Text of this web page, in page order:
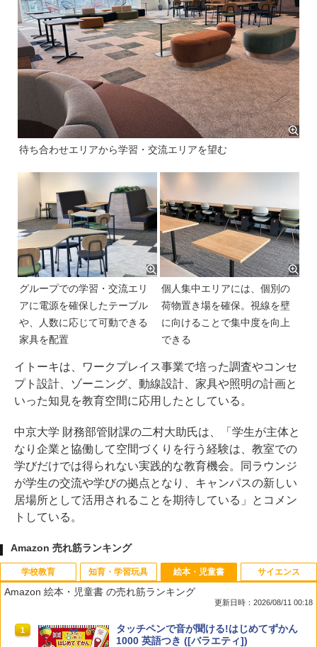
待ち合わせエリアから学習・交流エリアを望む
グループでの学習・交流エリ
アに電源を確保したテーブル
や、人数に応じて可動できる
家具を配置
個人集中エリアには、個別の
荷物置き場を確保。視線を壁
に向けることで集中度を向上
できる
イトーキは、ワークプレイス事業で培った調査やコンセ
プト設計、ゾーニング、動線設計、家具や照明の計画と
いった知見を教育空間に応用したとしている。
中京大学 財務部管財課の二村大助氏は、「学生が主体と
なり企業と協働して空間づくりを行う経験は、教室での
学びだけでは得られない実践的な教育機会。同ラウンジ
が学生の交流や学びの拠点となり、キャンパスの新しい
居場所として活用されることを期待している」とコメン
トしている。
Amazon 売れ筋ランキング
学校教育
1 教育者のためのコーチング入門
知育・学習玩具
1
【くもん出版公式特別セット】くもん出
版(KUMON PUBLISHING) くもんの日本
絵本・児童書
Amazon 絵本・児童書 の売れ筋ランキング
更新日時：2026/08/11 00:18
1
タッチペンで音が聞ける!はじめてずかん
1000 英語つき ([バラエティ])
サイエンス